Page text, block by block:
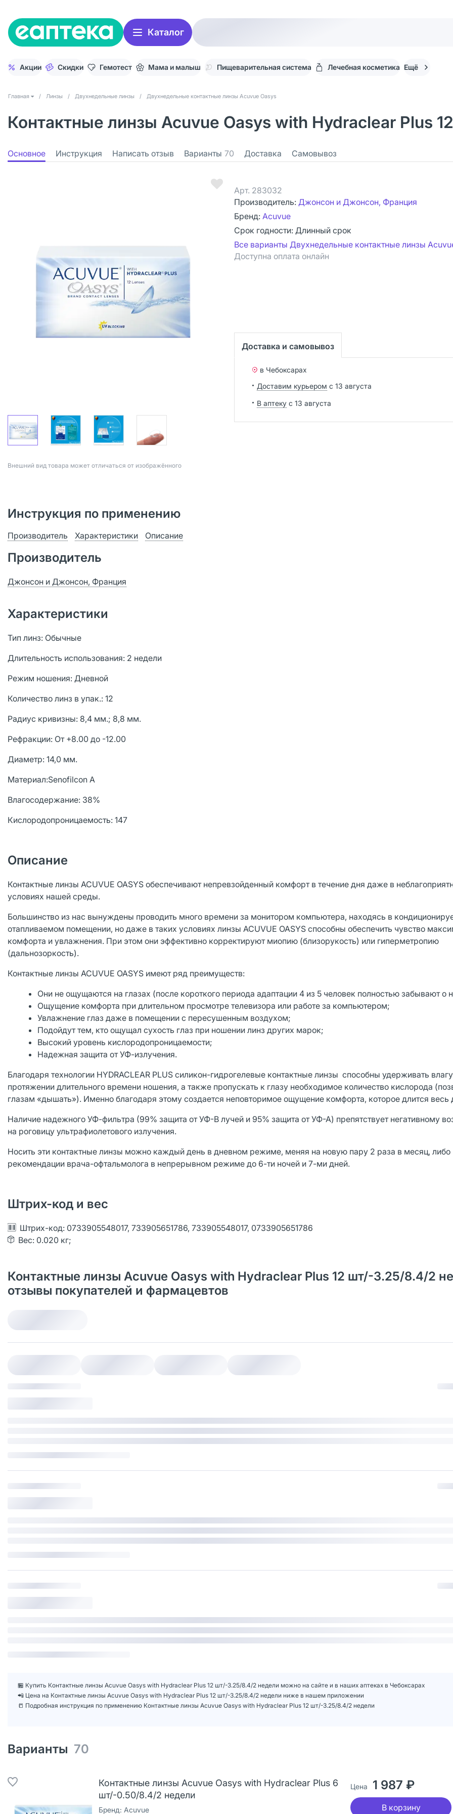
Каталог
Акции Скидки Гемотест Мама и малыш Пищеварительная система Лечебная косметика Ещё
Главная / Линзы / Двухнедельные линзы / Двухнедельные контактные линзы Acuvue Oasys
Контактные линзы Acuvue Oasys with Hydraclear Plus
Основное Инструкция Написать отзыв Варианты 70 Доставка Самовывоз
Bнешний вид товара может отличаться от изображённого
Арт. 283032
Производитель: Джонсон и Джонсон, Франция
Бренд: Acuvue
Срок годности: Длинный срок
Все варианты Двухнедельные контактные линзы
Доступна оплата онлайн
Доставка и самовывоз
в Чебоксарах
Доставим курьером с 13 августа
В аптеку с 13 августа
Инструкция по применению
Производитель Характеристики Описание
Производитель
Джонсон и Джонсон, Франция
Характеристики
Тип линз: Обычные
Длительность использования: 2 недели
Режим ношения: Дневной
Количество линз в упак.: 12
Радиус кривизны: 8,4 мм.; 8,8 мм.
Рефракции: От +8.00 до -12.00
Диаметр: 14,0 мм.
Материал:Senofilcon A
Влагосодержание: 38%
Кислородопроницаемость: 147
Описание
Контактные линзы ACUVUE OASYS обеспечивают непревзойденный комфорт в течение дня даже в
условиях нашей среды.
Большинство из нас вынуждены проводить много времени за монитором компьютера, находясь в
отапливаемом помещении, но даже в таких условиях линзы ACUVUE OASYS способны обеспечить чувство
комфорта и увлажнения. При этом они эффективно корректируют миопию (близорукость) или гиперметропию
(дальнозоркость).
Контактные линзы ACUVUE OASYS имеют ряд преимуществ:
Они не ощущаются на глазах (после короткого периода адаптации 4 из 5 человек полностью забывают о
Ощущение комфорта при длительном просмотре телевизора или работе за компьютером;
Увлажнение глаз даже в помещении с пересушенным воздухом;
Подойдут тем, кто ощущал сухость глаз при ношении линз других марок;
Высокий уровень кислородопроницаемости;
Надежная защита от УФ-излучения.
Благодаря технологии HYDRACLEAR PLUS силикон-гидрогелевые контактные линзы способны удерживать
протяжении длительного времени ношения, а также пропускать к глазу необходимое количество кислорода
глазам «дышать»). Именно благодаря этому создается неповторимое ощущение комфорта, которое длится весь
Наличие надежного УФ-фильтра (99% защита от УФ-В лучей и 95% защита от УФ-А) препятствует негативному
на роговицу ультрафиолетового излучения.
Носить эти контактные линзы можно каждый день в дневном режиме, меняя на новую пару 2 раза в месяц, либо
рекомендации врача-офтальмолога в непрерывном режиме до 6-ти ночей и 7-ми дней.
Штрих-код и вес
Штрих-код: 0733905548017, 733905651786, 733905548017, 0733905651786
Вес: 0.020 кг;
Контактные линзы Acuvue Oasys with Hydraclear Plus 12 шт/-3.25/8.4/2
отзывы покупателей и фармацевтов
🏪 Купить Контактные линзы Acuvue Oasys with Hydraclear Plus 12 шт/-3.25/8.4/2 недели можно на сайте и в наших аптеках в Чебоксарах
📲 Цена на Контактные линзы Acuvue Oasys with Hydraclear Plus 12 шт/-3.25/8.4/2 недели ниже в нашем приложении
📒 Подробная инструкция по применению Контактные линзы Acuvue Oasys with Hydraclear Plus 12 шт/-3.25/8.4/2 недели
Варианты 70
Контактные линзы Acuvue Oasys with Hydraclear Plus 6
шт/-0.50/8.4/2 недели
Бренд: Acuvue
Цена 1 987 ₽
В корзину